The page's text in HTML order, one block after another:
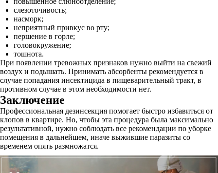
слезоточивость;
насморк;
неприятный привкус во рту;
першение в горле;
головокружение;
тошнота.
При появлении тревожных признаков нужно выйти на свежий
воздух и подышать. Принимать абсорбенты рекомендуется в
случае попадания инсектицида в пищеварительный тракт, в
противном случае в этом необходимости нет.
Заключение
Профессиональная дезинсекция помогает быстро избавиться от
клопов в квартире. Но, чтобы эта процедура была максимально
результативной, нужно соблюдать все рекомендации по уборке
помещения в дальнейшем, иначе выжившие паразиты со
временем опять размножатся.